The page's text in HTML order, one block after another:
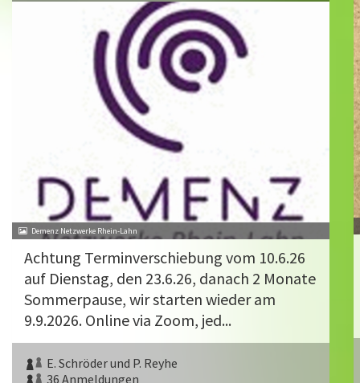
Demenz Netzwerke Rhein-Lahn
Achtung Terminverschiebung vom 10.6.26
auf Dienstag, den 23.6.26, danach 2 Monate
Sommerpause, wir starten wieder am
9.9.2026. Online via Zoom, jed...
E. Schröder und P. Reyhe
36 Anmeldungen